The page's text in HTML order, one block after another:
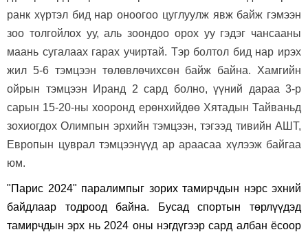
ранк хүртэл бид нар оноогоо цуглуулж явж байж гэмээн
зоо толгойлох уу, аль зоондоо орох уу гэдэг чансааны
маань сугалаах гарах учиртай. Тэр болтол бид нар ирэх
жил 5-6 тэмцээн төлөвлөчихсөн байж байна. Хамгийн
ойрын тэмцээн Иранд 2 сард болно, үүний дараа 3-р
сарын 15-20-ны хооронд ерөнхийдөө Хятадын Тайваньд
зохиогдох Олимпын эрхийн тэмцээн, тэгээд тивийн АШТ,
Европын цуврал тэмцээнүүд ар араасаа хүлээж байгаа
юм.
"Парис 2024" паралимпыг зорих тамирчдын нэрс эхний
байдлаар тодроод байна. Бусад спортын төрлүүдэд
тамирчдын эрх нь 2024 оны нэгдүгээр сард албан ёсоор